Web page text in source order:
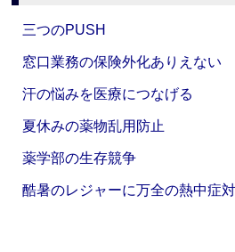
三つのPUSH
窓口業務の保険外化ありえない
汗の悩みを医療につなげる
夏休みの薬物乱用防止
薬学部の生存競争
酷暑のレジャーに万全の熱中症